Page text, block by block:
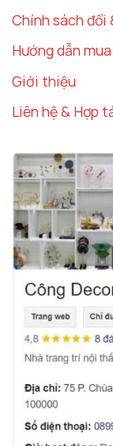
Gương treo
Cách Lựa
Tường Mạ
Chính sách đổi
Hướng dẫn
Giới thiệu
Liên hệ & Hợp